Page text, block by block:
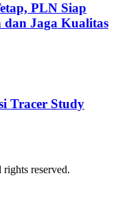
PLN Siap
Jaga Kualitas
Tracer Study
reserved.